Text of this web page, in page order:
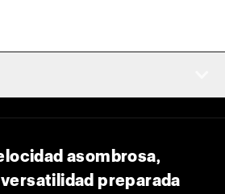
asombrosa,
preparada